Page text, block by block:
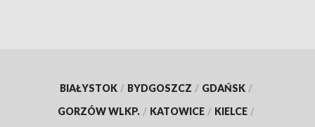
BIAŁYSTOK / BYDGOSZCZ / GDAŃSK /
GORZÓW WLKP. / KATOWICE / KIELCE /